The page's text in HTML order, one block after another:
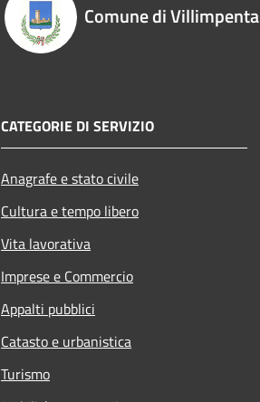
Comune di Villimpenta
CATEGORIE DI SERVIZIO
Anagrafe e stato civile
Cultura e tempo libero
Vita lavorativa
Imprese e Commercio
Appalti pubblici
Catasto e urbanistica
Turismo